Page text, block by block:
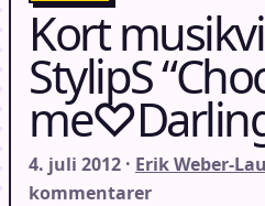
Kort
StylipS
4. juli 2012 · Erik Weber-
kommentarer